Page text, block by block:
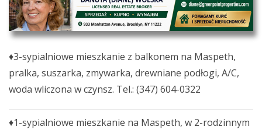
♦3-sypialniowe mieszkanie z balkonem na Maspeth,
pralka, suszarka, zmywarka, drewniane podłogi, A/C,
woda wliczona w czynsz. Tel.: (347) 604-0322
♦1-sypialniowe mieszkanie na Maspeth, w 2-rodzinnym